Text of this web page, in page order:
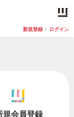
新規登録 / ログイン
規会員登録